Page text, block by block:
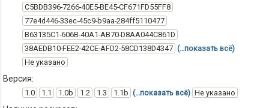
C5BDB396-7266-40E5-BE45-CF671FD55FF8
77e4d446-33ec-45c9-b9aa-284ff5110477
B63135C1-606B-40A1-AB70-D8AA044C861D
38AEDB10-FEE2-42CE-AFD2-58CD138D4347 (…показать всё)
Не указано
Версия:
1.0 1.1 1.0b 1.2 1.3 1.1b (…показать всё) Не указано